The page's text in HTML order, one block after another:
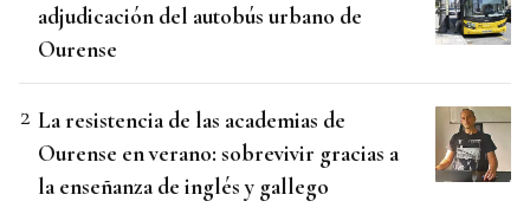
adjudicación del autobús urbano de
Ourense
La resistencia de las academias de
Ourense en verano: sobrevivir gracias a
la enseñanza de inglés y gallego